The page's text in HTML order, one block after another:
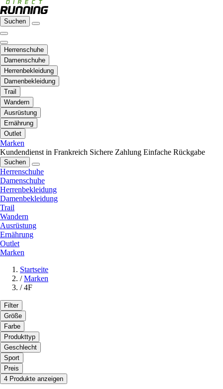
Suchen
Herrenschuhe
Damenschuhe
Herrenbekleidung
Damenbekleidung
Trail
Wandern
Ausrüstung
Ernährung
Outlet
Marken
Kundendienst in Frankreich Sichere Zahlung Einfache Rückgabe
Suchen
Herrenschuhe
Damenschuhe
Herrenbekleidung
Damenbekleidung
Trail
Wandern
Ausrüstung
Ernährung
Outlet
Marken
Startseite
/ Marken
/ 4F
Filter
Größe
Farbe
Produkttyp
Geschlecht
Sport
Preis
4 Produkte anzeigen